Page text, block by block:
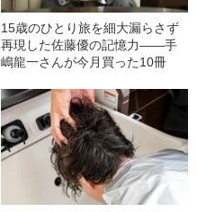
15歳のひとり旅を細大漏らさず
再現した佐藤優の記憶力――手
嶋龍一さんが今月買った10冊